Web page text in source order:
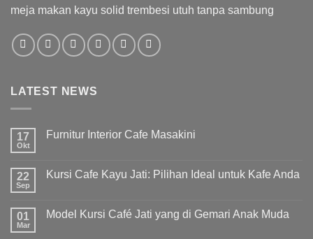
meja makan kayu solid trembesi utuh tanpa sambung
LATEST NEWS
17
Okt
Furnitur Interior Cafe Masakini
22
Sep
Kursi Cafe Kayu Jati: Pilihan Ideal untuk Kafe Anda
01
Mar
Model Kursi Café Jati yang di Gemari Anak Muda